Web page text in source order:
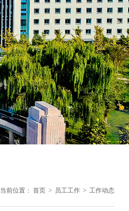
当前位置： 首页 > 员工工作 > 工作动态